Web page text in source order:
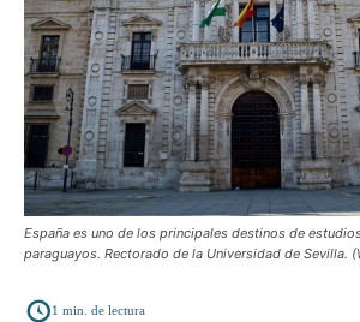
España es uno de los principales destinos de
paraguayos. Rectorado de la Universidad de Sevilla. (
1 min. de lectura